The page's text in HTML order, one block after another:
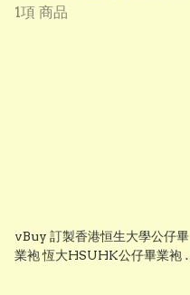
1項 商品
vBuy 訂製香港恒生大學公仔畢
業袍 恆大HSUHK公仔畢業袍 可